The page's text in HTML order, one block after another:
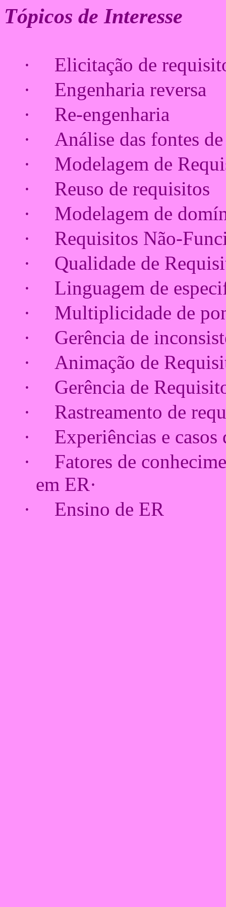
Tópicos de Interesse
·
Elicitação de
·
Engenharia reversa
·
Re-engenharia
·
Análise das fontes
·
Modelagem de
·
Reuso de requisitos
·
Modelagem de
·
Requisitos Não-
·
Qualidade de
·
Linguagem de
·
Multiplicidade de
·
Gerência de
·
Animação de
·
Gerência de
·
Rastreamento de
·
Experiências e casos
·
Fatores de
em ER·
·
Ensino de ER